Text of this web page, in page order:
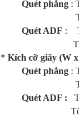
Quét phẳng :
Tối thiểu:
Quét ADF :
Tối thiểu:
* Kích cỡ giấy (W
Quét phẳng :
Tối thiểu:
Quét ADF :
Tối thiểu: